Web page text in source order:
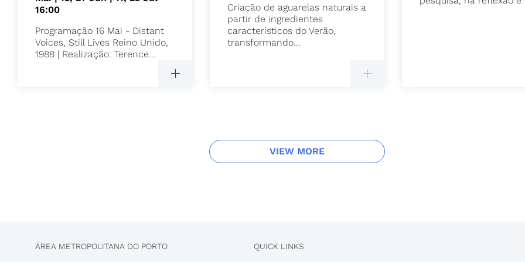
16:00
Programação 16 Mai - Distant
Voices, Still Lives Reino Unido,
1988 | Realização: Terence...
Criação de aguarelas naturais a
partir de ingredientes
característicos do Verão,
transformando...
VIEW MORE
ÁREA METROPOLITANA DO PORTO QUICK LINKS